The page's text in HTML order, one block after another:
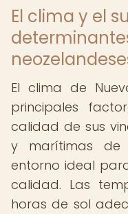
El clima y el
El clima de
principales
calidad de sus
y marítimas de
entorno ideal
calidad. Las
horas de sol